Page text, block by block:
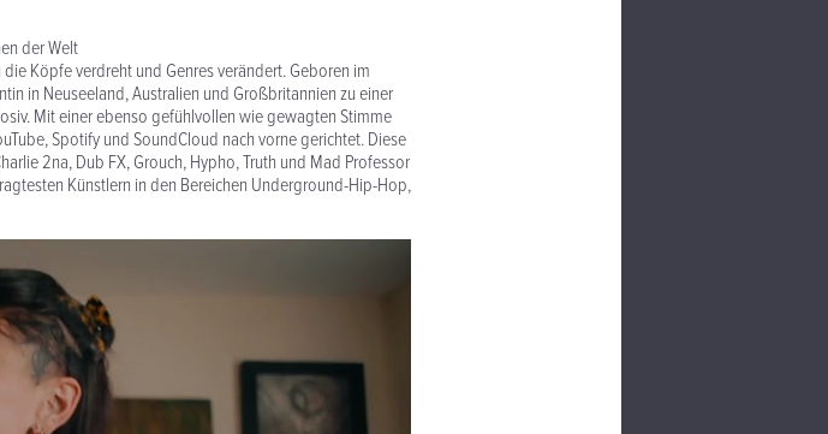
der Welt
Köpfe verdreht und Genres verändert. Geboren im
in Neuseeland, Australien und Großbritannien zu einer
Mit einer ebenso gefühlvollen wie gewagten Stimme
Spotify und SoundCloud nach vorne gerichtet. Diese
2na, Dub FX, Grouch, Hypho, Truth und Mad Professor
Künstlern in den Bereichen Underground-Hip-Hop,